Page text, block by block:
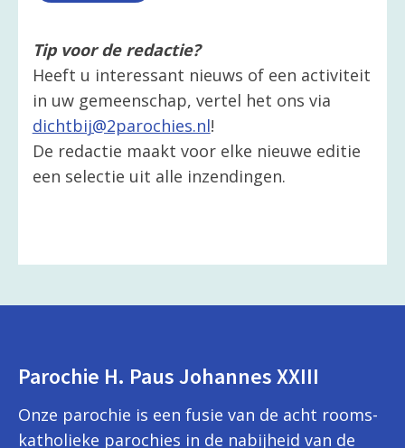
Tip voor de redactie?
Heeft u interessant nieuws of een activiteit
in uw gemeenschap, vertel het ons via
dichtbij@2parochies.nl!
De redactie maakt voor elke nieuwe editie
een selectie uit alle inzendingen.
Parochie H. Paus Johannes XXIII
Onze parochie is een fusie van de acht rooms-
katholieke parochies in de nabijheid van de